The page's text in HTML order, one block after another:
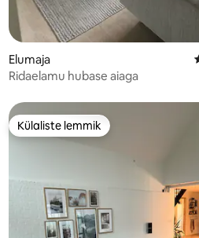
Elumaja
Ridaelamu hubase aiaga
Külaliste lemmik
Külaliste lemmik